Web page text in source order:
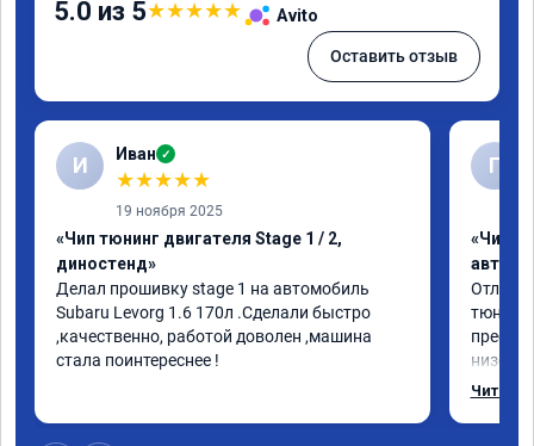
5.0 из 5★★★★★ Avito
Оставить отзыв
И Иван ✓
★★★★★
19 ноября 2025
«Чип тюнинг двигателя Stage 1 / 2,
диностенд»
Делал прошивку stage 1 на автомобиль
Subaru Levorg 1.6 170л .Сделали быстро
,качественно, работой доволен ,машина
стала поинтереснее !
Г
«Чип
низов,
Расход
Читать